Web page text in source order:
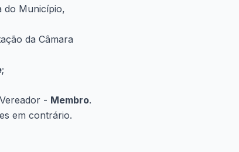
do Município,
da Câmara
;
- Membro.
em contrário.